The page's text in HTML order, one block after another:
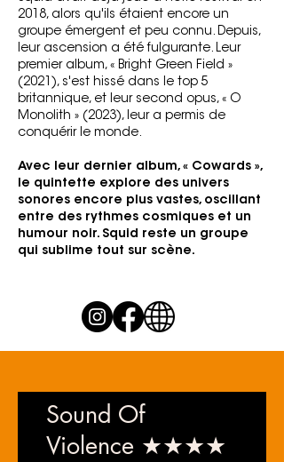
2018, alors qu'ils étaient encore un
groupe émergent et peu connu. Depuis,
leur ascension a été fulgurante. Leur
premier album, « Bright Green Field »
(2021), s'est hissé dans le top 5
britannique, et leur second opus, « O
Monolith » (2023), leur a permis de
conquérir le monde.
Avec leur dernier album, « Cowards »,
le quintette explore des univers
sonores encore plus vastes, oscillant
entre des rythmes cosmiques et un
humour noir. Squid reste un groupe
qui sublime tout sur scène.
Sound Of
Violence ★★★★